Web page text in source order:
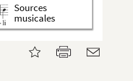
Sources
musicales